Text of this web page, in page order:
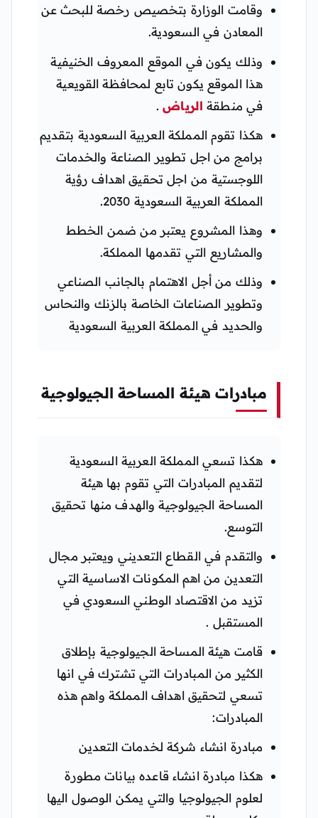
وقامت الوزارة بتخصيص رخصة للبحث عن
المعادن في السعودية.
وذلك يكون في الموقع المعروف الخنيفية
هذا الموقع يكون تابع لمحافظة القويعية
في منطقة الرياض.
هكذا تقوم المملكة العربية السعودية بتقديم
برامج من اجل تطوير الصناعة والخدمات
اللوجستية من اجل تحقيق اهداف رؤية
المملكة العربية السعودية 2030.
وهذا المشروع يعتبر من ضمن الخطط
والمشاريع التي تقدمها المملكة.
وذلك من أجل الاهتمام بالجانب الصناعي
وتطوير الصناعات الخاصة بالزنك والنحاس
والحديد في المملكة العربية السعودية
مبادرات هيئة المساحة الجيولوجية
هكذا تسعي المملكة العربية السعودية
لتقديم المبادرات التي تقوم بها هيئة
المساحة الجيولوجية والهدف منها تحقيق
التوسع.
والتقدم في القطاع التعديني ويعتبر مجال
التعدين من اهم المكونات الاساسية التي
تزيد من الاقتصاد الوطني السعودي في
المستقبل .
قامت هيئة المساحة الجيولوجية بإطلاق
الكثير من المبادرات التي تشترك في انها
تسعي لتحقيق اهداف المملكة واهم هذه
المبادرات:
مبادرة انشاء شركة لخدمات التعدين
هكذا مبادرة انشاء قاعده بيانات مطورة
لعلوم الجيولوجيا والتي يمكن الوصول اليها